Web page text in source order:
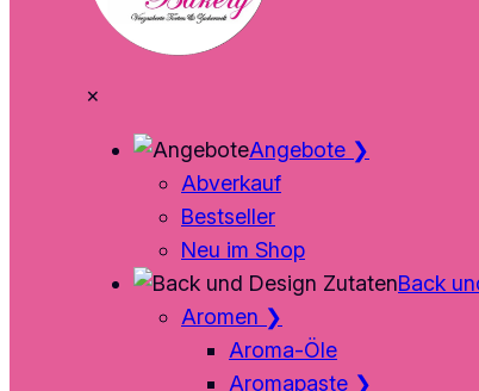
×
Angebote ❯
Abverkauf
Bestseller
Neu im Shop
Back
Aromen ❯
Aroma-Öle
Aromapaste ❯